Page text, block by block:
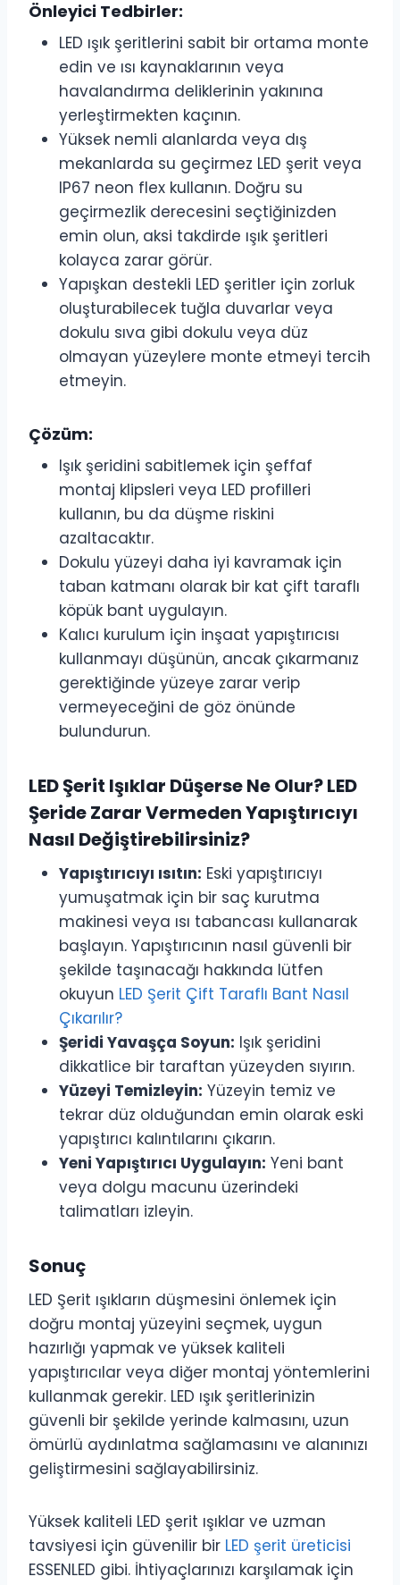
Önleyici Tedbirler:
LED ışık şeritlerini sabit bir ortama monte
edin ve ısı kaynaklarının veya
havalandırma deliklerinin yakınına
yerleştirmekten kaçının.
Yüksek nemli alanlarda veya dış
mekanlarda su geçirmez LED şerit veya
IP67 neon flex kullanın. Doğru su
geçirmezlik derecesini seçtiğinizden
emin olun, aksi takdirde ışık şeritleri
kolayca zarar görür.
Yapışkan destekli LED şeritler için zorluk
oluşturabilecek tuğla duvarlar veya
dokulu sıva gibi dokulu veya düz
olmayan yüzeylere monte etmeyi tercih
etmeyin.
Çözüm:
Işık şeridini sabitlemek için şeffaf
montaj klipsleri veya LED profilleri
kullanın, bu da düşme riskini
azaltacaktır.
Dokulu yüzeyi daha iyi kavramak için
taban katmanı olarak bir kat çift taraflı
köpük bant uygulayın.
Kalıcı kurulum için inşaat yapıştırıcısı
kullanmayı düşünün, ancak çıkarmanız
gerektiğinde yüzeye zarar verip
vermeyeceğini de göz önünde
bulundurun.
LED Şerit Işıklar Düşerse Ne Olur? LED
Şeride Zarar Vermeden Yapıştırıcıyı
Nasıl Değiştirebilirsiniz?
Yapıştırıcıyı ısıtın: Eski yapıştırıcıyı
yumuşatmak için bir saç kurutma
makinesi veya ısı tabancası kullanarak
başlayın. Yapıştırıcının nasıl güvenli bir
şekilde taşınacağı hakkında lütfen
okuyun LED Şerit Çift Taraflı Bant Nasıl
Çıkarılır?
Şeridi Yavaşça Soyun: Işık şeridini
dikkatlice bir taraftan yüzeyden sıyırın.
Yüzeyi Temizleyin: Yüzeyin temiz ve
tekrar düz olduğundan emin olarak eski
yapıştırıcı kalıntılarını çıkarın.
Yeni Yapıştırıcı Uygulayın: Yeni bant
veya dolgu macunu üzerindeki
talimatları izleyin.
Sonuç
LED Şerit ışıkların düşmesini önlemek için
doğru montaj yüzeyini seçmek, uygun
hazırlığı yapmak ve yüksek kaliteli
yapıştırıcılar veya diğer montaj yöntemlerini
kullanmak gerekir. LED ışık şeritlerinizin
güvenli bir şekilde yerinde kalmasını, uzun
ömürlü aydınlatma sağlamasını ve alanınızı
geliştirmesini sağlayabilirsiniz.
Yüksek kaliteli LED şerit ışıklar ve uzman
tavsiyesi için güvenilir bir LED şerit üreticisi
ESSENLED gibi. İhtiyaçlarınızı karşılamak için